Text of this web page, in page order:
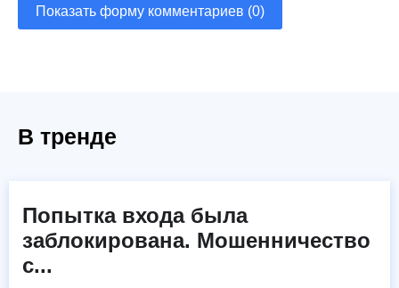
Показать форму комментариев (0)
В тренде
Попытка входа была
заблокирована. Мошенничество
с...